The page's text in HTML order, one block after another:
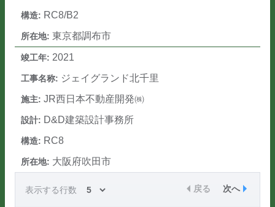
RC8/B2
東京都調布市
2021
ジェイグランド北千里
JR西日本不動産開発㈱
D&D建築設計事務所
RC8
大阪府吹田市
表示する行数 戻る 次へ